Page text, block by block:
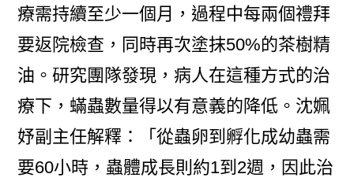
療需持續至少一個月，過程中每兩個禮拜
要返院檢查，同時再次塗抹50%的茶樹精
油。研究團隊發現，病人在這種方式的治
療下，蟎蟲數量得以有意義的降低。沈姵
妤副主任解釋：「從蟲卵到孵化成幼蟲需
要60小時，蟲體成長則約1到2週，因此治